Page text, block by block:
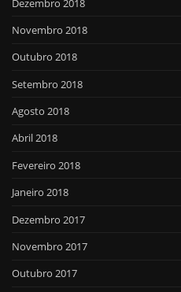
Novembro 2018
Outubro 2018
Setembro 2018
Agosto 2018
Abril 2018
Fevereiro 2018
Janeiro 2018
Dezembro 2017
Novembro 2017
Outubro 2017